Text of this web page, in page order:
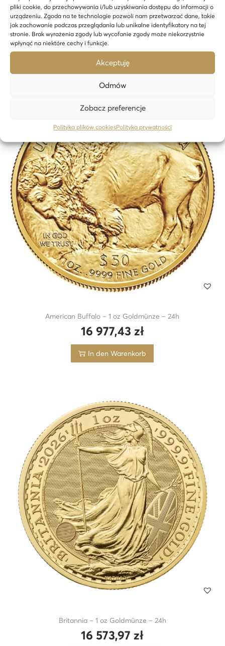
pliki cookie, do przechowywania i/lub uzyskiwania dostępu do informacji o
urządzeniu. Zgoda na te technologie pozwoli nam przetwarzać dane, takie
jak zachowanie podczas przeglądania lub unikalne identyfikatory na tej
stronie. Brak wyrażenia zgody lub wycofanie zgody może niekorzystnie
wpłynąć na niektóre cechy i funkcje.
Akceptuję
Odmów
Zobacz preferencje
Polityka plików cookiesPolityka prywatności
Ähnliche Produkte
American Buffalo – 1 oz Goldmünze – 24h
16 977,43 zł
In den Warenkorb
Britannia – 1 oz Goldmünze – 24h
16 573,97zł